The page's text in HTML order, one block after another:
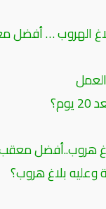
… أفضل معقب
معقب
بلاغ هروب؟